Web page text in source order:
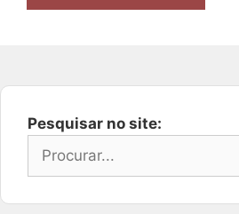
Pesquisar no site: